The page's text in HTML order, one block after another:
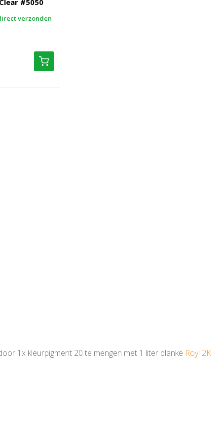
#5050
verzonden
1x kleurpigment 20 te mengen met 1 liter blanke Royl 2K